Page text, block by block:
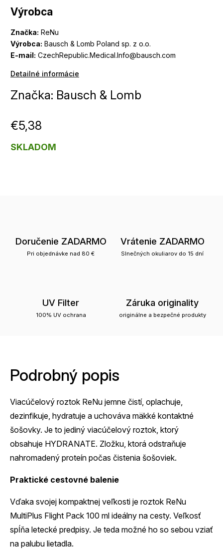
Výrobca
Značka: ReNu
Výrobca: Bausch & Lomb Poland sp. z o.o.
E-mail: CzechRepublic.Medical.Info@bausch.com
Detailné informácie
Značka: Bausch & Lomb
€5,38
SKLADOM
Doručenie ZADARMO
Pri objednávke nad 80 €
Vrátenie ZADARMO
Slnečných okuliarov do 15 dní
UV Filter
100% UV ochrana
Záruka originality
originálne a bezpečné produkty
Podrobný popis
Viacúčelový roztok ReNu jemne čistí, oplachuje,
dezinfikuje, hydratuje a uchováva mäkké kontaktné
šošovky. Je to jediný viacúčelový roztok, ktorý
obsahuje HYDRANATE. Zložku, ktorá odstraňuje
nahromadený proteín počas čistenia šošoviek.
Praktické cestovné balenie
Vďaka svojej kompaktnej veľkosti je roztok ReNu
MultiPlus Flight Pack 100 ml ideálny na cesty. Veľkosť
spĺňa letecké predpisy. Je teda možné ho so sebou vziať
na palubu lietadla.